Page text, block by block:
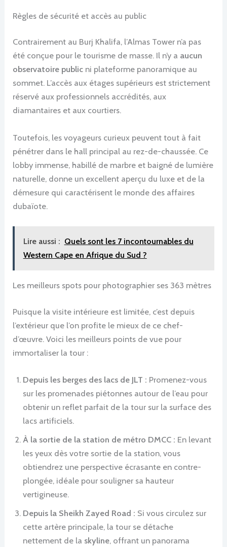
Règles de sécurité et accès au public
Contrairement au Burj Khalifa, l’Almas Tower n’a pas
été conçue pour le tourisme de masse. Il n’y a aucun
observatoire public ni plateforme panoramique au
sommet. L’accès aux étages supérieurs est strictement
réservé aux professionnels accrédités, aux
diamantaires et aux courtiers.
Toutefois, les voyageurs curieux peuvent tout à fait
pénétrer dans le hall principal au rez-de-chaussée. Ce
lobby immense, habillé de marbre et baigné de lumière
naturelle, donne un excellent aperçu du luxe et de la
démesure qui caractérisent le monde des affaires
dubaïote.
Lire aussi : Quels sont les 7 incontournables du
Western Cape en Afrique du Sud ?
Les meilleurs spots pour photographier ses 363 mètres
Puisque la visite intérieure est limitée, c’est depuis
l’extérieur que l’on profite le mieux de ce chef-
d’œuvre. Voici les meilleurs points de vue pour
immortaliser la tour :
Depuis les berges des lacs de JLT : Promenez-vous
sur les promenades piétonnes autour de l’eau pour
obtenir un reflet parfait de la tour sur la surface des
lacs artificiels.
À la sortie de la station de métro DMCC : En levant
les yeux dès votre sortie de la station, vous
obtiendrez une perspective écrasante en contre-
plongée, idéale pour souligner sa hauteur
vertigineuse.
Depuis la Sheikh Zayed Road : Si vous circulez sur
cette artère principale, la tour se détache
nettement de la skyline, offrant un panorama